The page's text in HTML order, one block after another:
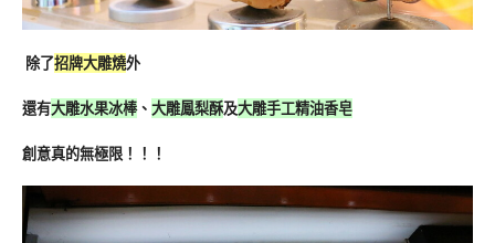
除了招牌大雕燒外
還有大雕水果冰棒、 大雕鳳梨酥及大雕手工精油香皂
創意真的無極限！！！